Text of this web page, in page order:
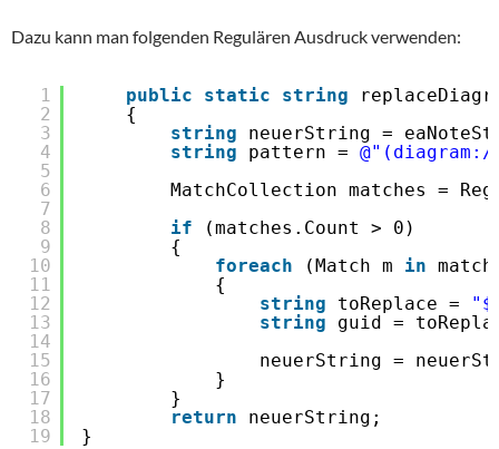
Dazu kann man folgenden Regulären Ausdruck verwenden:
1
2
3
4
5
6
7
8
9
10
11
12
13
14
15
16
17
18
19
public static string
{
string
neuerString =
string
pattern =
MatchCollection matches =
if
(matches.Count > 0)
{
foreach
(Match m in
{
string
toReplace =
string
guid =
neuerString =
}
}
return
neuerString;
}